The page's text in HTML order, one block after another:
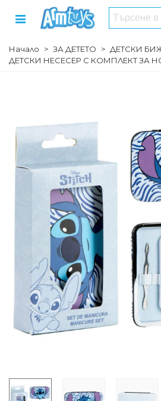
Начало > ЗА ДЕТЕТО > ДЕТСКИ
ДЕТСКИ НЕСЕСЕР С КОМПЛЕКТ ЗА